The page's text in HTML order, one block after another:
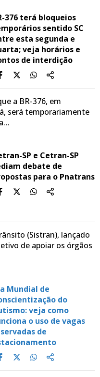
376 terá bloqueios
sentido SC
esta segunda e
veja horários e
de interdição
a BR-376, em
será temporariamente
SP e Cetran-SP
debate de
para o Pnatrans
(Sistran), lançado
de apoiar os órgãos
Mundial de
do
veja como
o uso de vagas
de